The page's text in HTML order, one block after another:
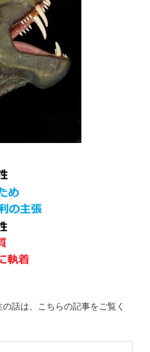
話は、こちらの記事をご覧く